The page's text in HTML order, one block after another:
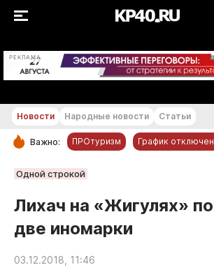
РЕКЛАМА +22...+23 °С
РУБРИКИ
Новости компаний
Статьи
Народные новости
Новости Народные новости Статьи
Важно: ПРОтуризм График
Одной строкой
Лихач на «Жигулях»
две иномарки
03.12.2018, 11:46